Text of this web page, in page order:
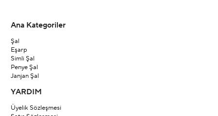
Ana Kategoriler
Şal
Eşarp
Simli Şal
Penye Şal
Janjan Şal
YARDIM
Üyelik Sözleşmesi